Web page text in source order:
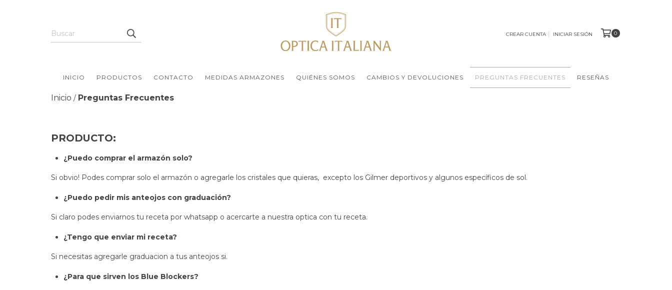
CREAR CUENTA INICIAR SESIÓN 0
INICIO PRODUCTOS CONTACTO MEDIDAS ARMAZONES QUIÉNES SOMOS CAMBIOS Y DEVOLUCIONES PREGUNTAS FRECUENTES RESEÑAS
Inicio / Preguntas Frecuentes
PRODUCTO:
¿Puedo comprar el armazón solo?
Si obvio! Podes comprar solo el armazón o agregarle los cristales que quieras, excepto los Gilmer deportivos y algunos específicos de sol.
¿Puedo pedir mis anteojos con graduación?
Si claro podes enviarnos tu receta por whatsapp o acercarte a nuestra optica con tu receta.
¿Tengo que enviar mi receta?
Si necesitas agregarle graduacion a tus anteojos si.
¿Para que sirven los Blue Blockers?